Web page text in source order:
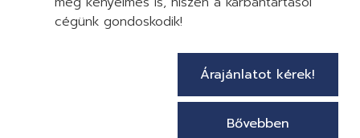
cégünk gondoskodik!
Árajánlatot kérek!
Bővebben